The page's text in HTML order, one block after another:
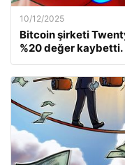
10/12/2025
Bitcoin şirketi
%20 değer kaybetti.